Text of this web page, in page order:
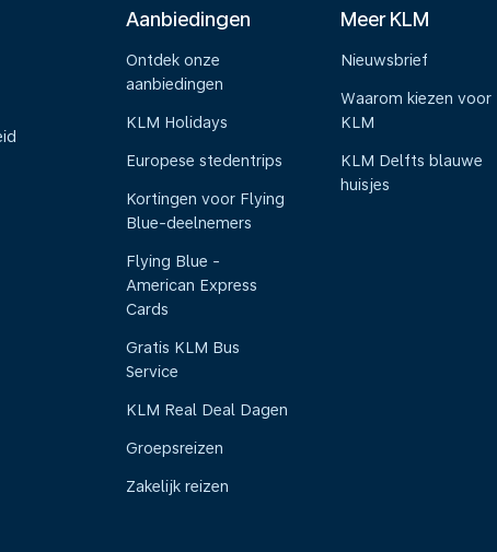
Aanbiedingen
Ontdek onze
aanbiedingen
KLM Holidays
Europese stedentrips
Kortingen voor Flying
Blue-deelnemers
Flying Blue -
American Express
Cards
Gratis KLM Bus
Service
KLM Real Deal Dagen
Groepsreizen
Zakelijk reizen
Meer KLM
Nieuwsbrief
Waarom kiezen voor
KLM
KLM Delfts blauwe
huisjes